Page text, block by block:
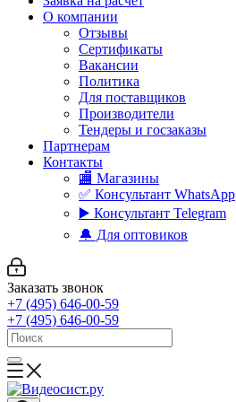
О компании
Отзывы
Сертификаты
Вакансии
Политика
Для поставщиков
Производители
Тендеры и госзаказы
Партнерам
Контакты
🏬 Магазины
✅️ Консультант WhatsApp
▶️ Консультант Telegram
🔔 Для оптовиков
Заказать звонок
+7 (495) 646-00-59
+7 (495) 646-00-59